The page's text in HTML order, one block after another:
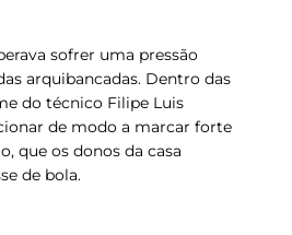
sofrer uma pressão
arquibancadas. Dentro das
do técnico Filipe Luis
de modo a marcar forte
que os donos da casa
de bola.